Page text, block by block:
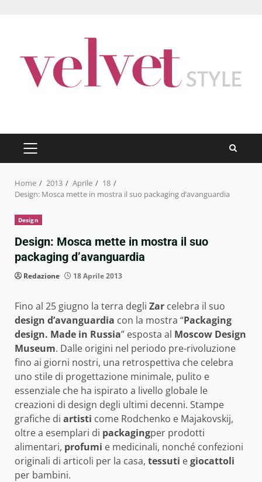
PRIMARY
MENU
Home 2013 Aprile
18
Design: Mosca mette in mostra il suo packaging d’avanguardia
Design
Design: Mosca mette in mostra il suo
packaging d’avanguardia
Redazione 18 Aprile 2013
Fino al 25 giugno la terra degli Zar celebra il suo
design d’avanguardia con la mostra “Packaging
design. Made in Russia” esposta al Moscow Design
Museum. Dalle origini nel periodo pre-rivoluzione
fino ai giorni nostri, una retrospettiva che celebra
uno stile di progettazione minimale, pulito e
essenziale che ha ispirato a livello globale le
creazioni di design degli ultimi decenni. Stampe
grafiche di artisti come Rodchenko e Majakovskij,
oltre a esemplari di packagingper prodotti
alimentari, profumi e medicinali, nonché confezioni
originali di articoli per la casa, tessuti egiocattoli
per bambini.